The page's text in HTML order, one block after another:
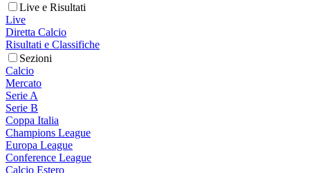
Live e Risultati
Live
Diretta Calcio
Risultati e Classifiche
Sezioni
Calcio
Mercato
Serie A
Serie B
Coppa Italia
Champions League
Europa League
Conference League
Calcio Estero